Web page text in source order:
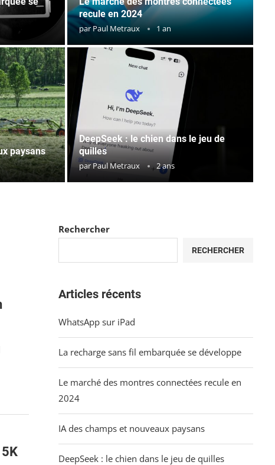
recule en 2024
parPaul Metraux 1 an
paysans
DeepSeek : le chien dans le jeu de
quilles
parPaul Metraux 2 ans
Rechercher
RECHERCHER
Articles récents
WhatsApp sur iPad
La recharge sans fil embarquée se développe
Le marché des montres connectées recule en
2024
IA des champs et nouveaux paysans
DeepSeek : le chien dans le jeu de quilles